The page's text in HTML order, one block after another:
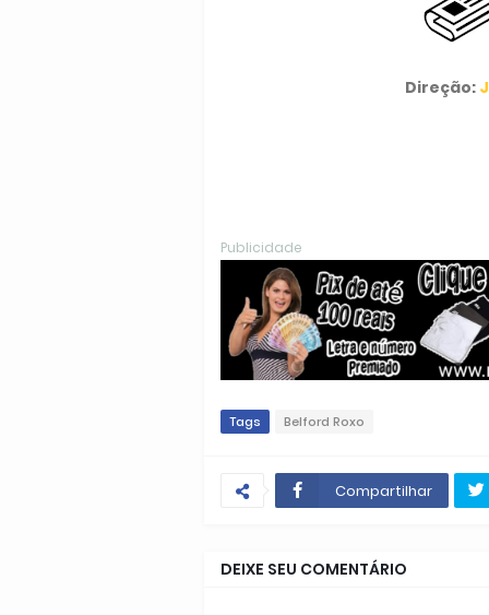
Direção:
Publicidade
Tags Belford Roxo
Compartilhar
DEIXE SEU COMENTÁRIO